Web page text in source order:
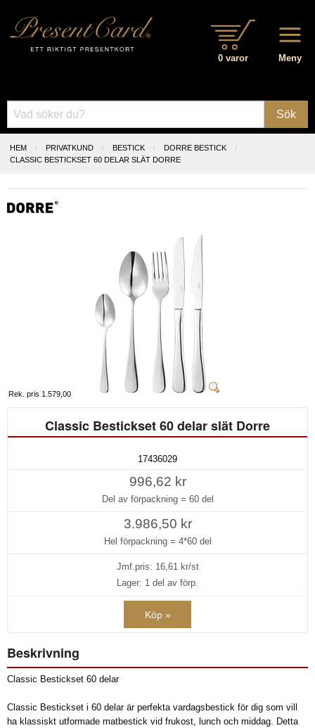
Meny
0 varor
Sök
HEM PRIVATKUND BESTICK
DORRE BESTICK
CLASSIC BESTICKSET 60 DELAR SLÄT DORRE
Rek. pris 1.579,00
Classic Bestickset 60 delar slät Dorre
17436029
996,62 kr
Del av förpackning = 60 del
3.986,50 kr
Hel förpackning = 4*60 del
Jmf.pris: 16,61kr/st
Lager: 1 del av förp.
Köp »
Beskrivning
Classic Bestickset 60 delar
Classic Bestickset i 60 delar är perfekta vardagsbestick för dig som vill
ha klassiskt utformade matbestick vid frukost, lunch och middag. Detta